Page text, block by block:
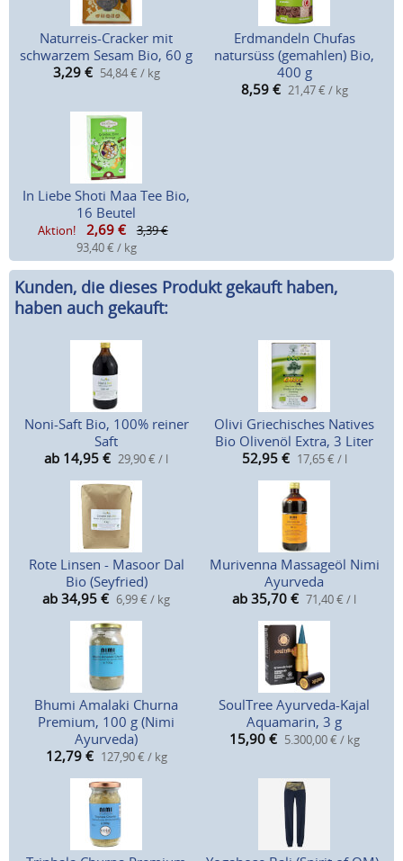
Naturreis-Cracker mit
schwarzem Sesam Bio, 60 g
3,29 € 54,84 € / kg
Erdmandeln Chufas
natursüss (gemahlen) Bio,
400 g
8,59 € 21,47 € / kg
In Liebe Shoti Maa Tee Bio,
16 Beutel
Aktion! 2,69 €
3,39 €
93,40 € / kg
Kunden, die dieses Produkt gekauft haben,
haben auch gekauft:
Noni-Saft Bio, 100% reiner
Saft
ab 14,95 € 29,90 € / l
Olivi Griechisches Natives
Bio Olivenöl Extra, 3 Liter
52,95 € 17,65 € / l
Rote Linsen - Masoor Dal
Bio (Seyfried)
ab 34,95 € 6,99 € / kg
Murivenna Massageöl Nimi
Ayurveda
ab 35,70 € 71,40 € / l
Bhumi Amalaki Churna
Premium, 100 g (Nimi
Ayurveda)
12,79 € 127,90 € / kg
SoulTree Ayurveda-Kajal
Aquamarin, 3 g
15,90 € 5.300,00 € / kg